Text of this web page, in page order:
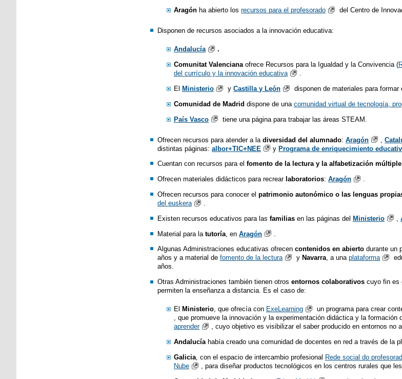
Aragónha abierto los recursos para el profesorado del Centro de
Disponen de recursos asociados a la innovación educativa:
Andalucía
.
Comunitat Valencianaofrece Recursos para la Igualdad y la Convivencia (
del currículo y la innovación educativa
.
El
Ministerio yCastilla y León
disponen de materiales para formar
Comunidad de Madrid dispone de una comunidad virtual de tecnología,
País Vasco
tiene una página para trabajar las áreas STEAM.
Ofrecen recursos para atender a la diversidad del alumnado: Aragón ,
distintas páginas: albor+TIC+NEE yPrograma de enriquecimiento
Cuentan con recursos para el fomento de la lectura y la alfabetización múltiple
Ofrecen materiales didácticos para recrear laboratorios: Aragón
.
Ofrecen recursos para conocer el patrimonio autonómico o las lenguas
del euskera
Existen recursos educativos para las familiasen las páginas del Ministerio ,
Material para la tutoría, en Aragón
Algunas Administraciones educativas ofrecen contenidos en abiertodurante un
años y a material de fomento de la lectura y Navarra, a unaplataforma
años.
Otras Administraciones también tienen otros entornos colaborativoscuyo fin es
permiten la enseñanza a distancia. Es el caso de:
El Ministerio, que ofrecía con ExeLearning un programa para crear
, que promueve la innovación y la experimentación didáctica y la
aprender
, cuyo objetivo es visibilizar el saber producido en entornos no
Andalucíahabía creado una comunidad de docentes en red a través de la
Galicia, con el espacio de intercambio profesional Rede social do
Nube
, para diseñar productos tecnológicos en los centros rurales que